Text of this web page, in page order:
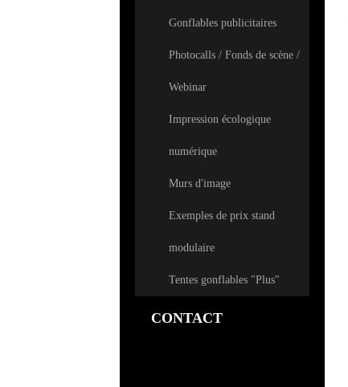
Gonflables publicitaires
Photocalls / Fonds de scène /
Webinar
Impression écologique
numérique
Murs d'image
Exemples de prix stand
modulaire
Tentes gonflables "Plus"
CONTACT